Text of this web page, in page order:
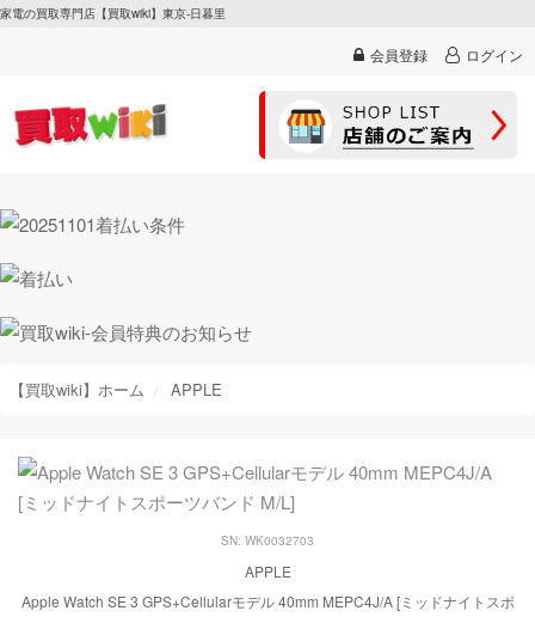
家電の買取専門店【買取wiki】東京-日暮里
会員登録 ログイン
【買取wiki】ホーム APPLE
SN: WK0032703
APPLE
Apple Watch SE 3 GPS+Cellularモデル 40mm MEPC4J/A [ミッドナイトスポ